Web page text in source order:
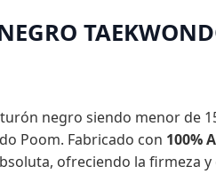
negro siendo menor de
Poom. Fabricado con 100%
ofreciendo la firmeza